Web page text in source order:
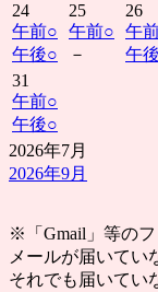
24
午前○
午後○
25
午前○
－
26
午
午後
31
午前○
午後○
2026年7月
2026年9月
※「Gmail」等の
メールが届いてい
それでも届いてい